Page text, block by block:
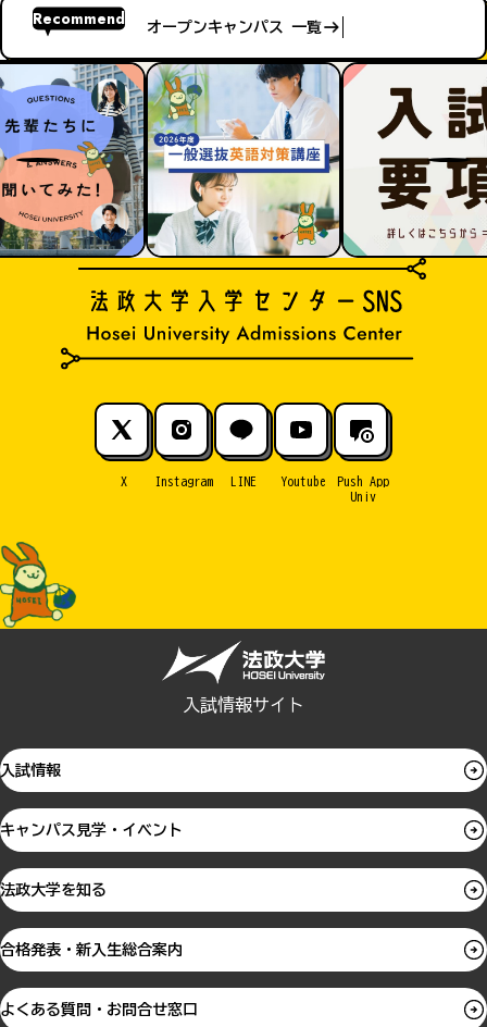
オープンキャンパス 一覧
Recommend
X Instagram LINE Youtube
Push App
Univ
入試情報サイト
入試情報
キャンパス見学・イベント
法政大学を知る
合格発表・新入生総合案内
よくある質問・お問合せ窓口